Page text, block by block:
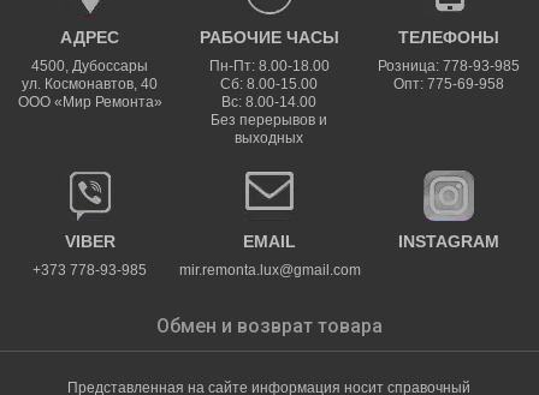
АДРЕС
4500,Дубоссары
ул. Космонавтов, 40
ООО «Мир Ремонта»
РАБОЧИЕ ЧАСЫ
Пн-Пт: 8.00-18.00
Сб: 8.00-15.00
Вс: 8.00-14.00
Без перерывов и
выходных
ТЕЛЕФОНЫ
Розница: 778-93-985
Опт: 775-69-958
VIBER
+373 778-93-985
EMAIL
mir.remonta.lux@gmail.com
INSTAGRAM
Обмен и возврат товара
Представленная на сайте информация носит справочный